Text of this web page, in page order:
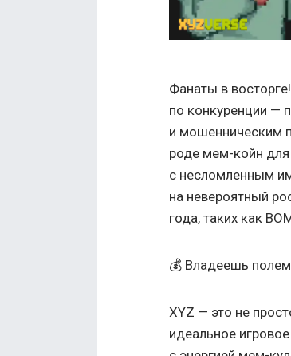
Фанаты в
по конкуренции —
и мошенническим
роде мем-койн
с несломленным
на невероятный
года, таких как
💰 Владеешь
XYZ — это не
идеальное